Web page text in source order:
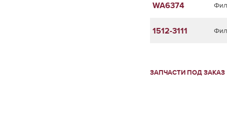
WA6374
1512-3111
ЗАПЧАСТИ ПОД ЗАКАЗ